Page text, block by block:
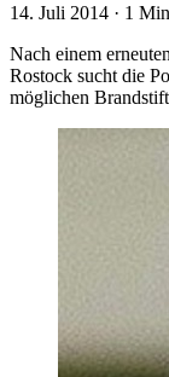
14. Juli 2014 · 1
Nach einem
Rostock sucht die
möglichen